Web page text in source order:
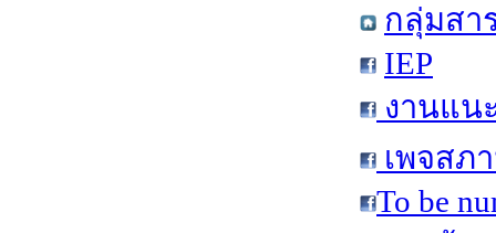
กลุ่มสา
IEP
งานแน
เพจสภ
To be